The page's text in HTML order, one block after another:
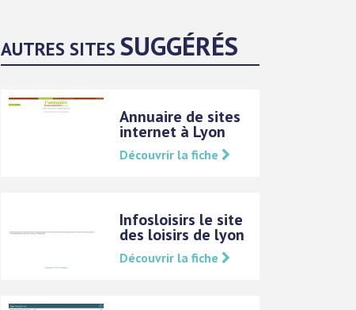
AUTRES SITESSUGGÉRÉS
Annuaire de sites
internet à Lyon
Découvrir la fiche
Infosloisirs le site
des loisirs de lyon
Découvrir la fiche